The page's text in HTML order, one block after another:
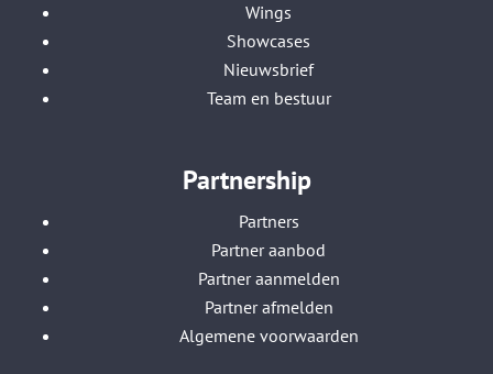
Wings
Showcases
Nieuwsbrief
Team en bestuur
Partnership
Partners
Partner aanbod
Partner aanmelden
Partner afmelden
Algemene voorwaarden